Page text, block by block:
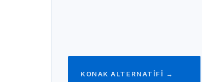
KONAK ALTERNATİFİ →